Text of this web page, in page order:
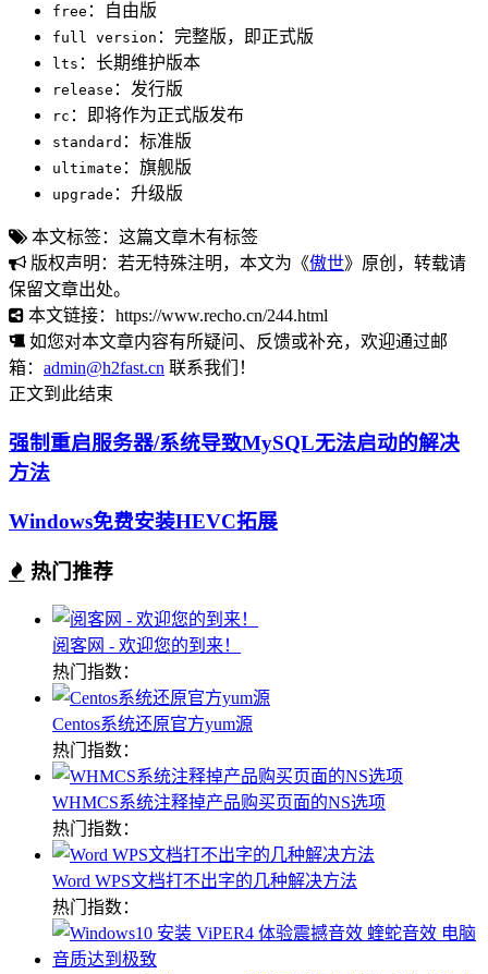
free ：自由版
full version ：完整版，即正式版
lts ：长期维护版本
release ：发行版
rc ：即将作为正式版发布
standard ：标准版
ultimate ：旗舰版
upgrade ：升级版
本文标签：这篇文章木有标签
版权声明：若无特殊注明，本文为《傲世》原创，转载请
保留文章出处。
本文链接：https://www.recho.cn/244.html
如您对本文章内容有所疑问、反馈或补充，欢迎通过邮
箱： admin@h2fast.cn 联系我们！
正文到此结束
强制重启服务器/系统导致MySQL无法启动的解决
方法
Windows免费安装HEVC拓展
热门推荐
阅客网 - 欢迎您的到来！
热门指数：
Centos系统还原官方yum源
热门指数：
WHMCS系统注释掉产品购买页面的NS选项
热门指数：
Word WPS文档打不出字的几种解决方法
热门指数：